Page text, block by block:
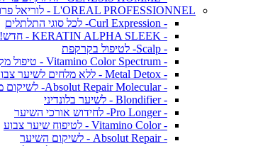
L'OREAL PROFESSIONNEL - לוריאל פרופסיונל- סרי אקספרט
- Curl Expression- לכל סוגי התלתלים
- KERATIN ALPHA SLEEK - חדש! למראה שיער חלק ושליטה בנפח בלתי רצוי
- Scalp- לטיפול בקרקפת
- Vitamino Color Spectrum - טיפול מקצועי לשיער צבוע
- Metal Detox - ללא מלחים לשיער צבוע/גוונים/הבהרה
- Absolut Repair Molecular- לשיקום מיידי של השיער
- Blondifier - לשיער בלונדיני
- Pro Longer- לחידוש אורכי השיער
- Vitamino Color - לטיפוח שיער צבוע
- Absolut Repair - לשיקום השיער